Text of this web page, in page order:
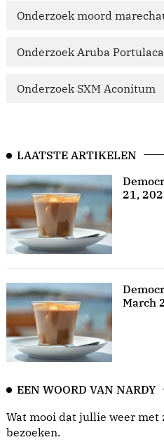
Onderzoek moord
Onderzoek Aruba Portulaca
Onderzoek SXM Aconitum
LAATSTE ARTIKELEN
21,
March
EEN WOORD VAN NARDY
Wat mooi dat jullie weer
bezoeken.